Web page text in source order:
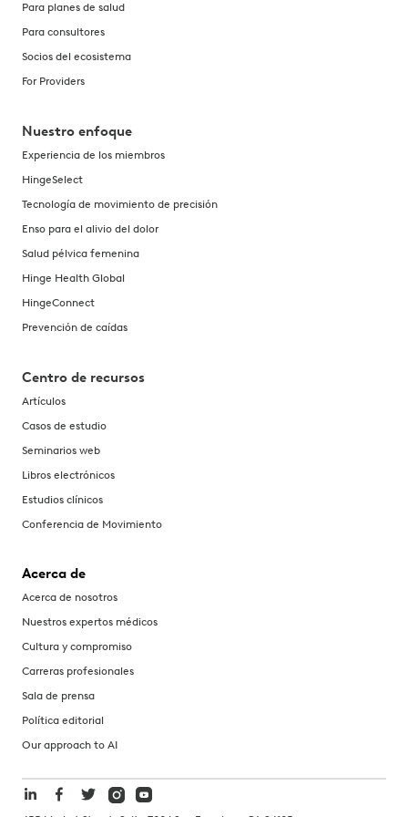
Para planes de salud
Para consultores
Socios del ecosistema
For Providers
Nuestro enfoque
Experiencia de los miembros
HingeSelect
Tecnología de movimiento de precisión
Enso para el alivio del dolor
Salud pélvica femenina
Hinge Health Global
HingeConnect
Prevención de caídas
Centro de recursos
Artículos
Casos de estudio
Seminarios web
Libros electrónicos
Estudios clínicos
Conferencia de Movimiento
Acerca de
Acerca de nosotros
Nuestros expertos médicos
Cultura y compromiso
Carreras profesionales
Sala de prensa
Política editorial
Our approach to AI